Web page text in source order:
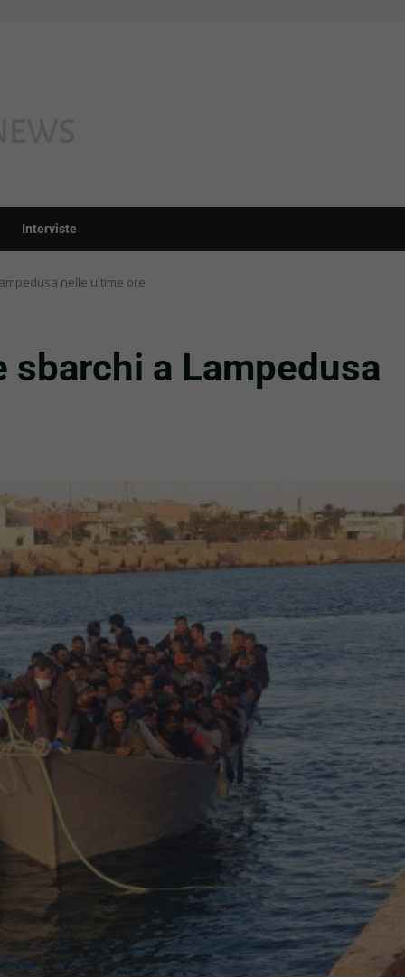
Interviste
nelle ultime ore
a Lampedusa